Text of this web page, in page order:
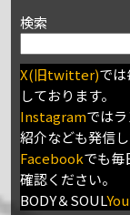
検索
X(旧twitter)で
しております。
Instagramでは
紹介なども発信し
Facebookでも毎
確認ください。
BODY＆SOUL